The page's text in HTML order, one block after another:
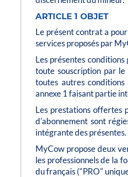
ARTICLE 1 OBJET
Le présent contrat a
services proposés par
Les présentes
toute souscription par
toutes autres
annexe 1 faisant partie
Les prestations offertes
d'abonnement sont
intégrante des présentes.
MyCow propose deux
les professionnels de la
du français ("PRO"